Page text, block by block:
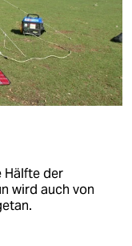
Hälfte der
wird auch von